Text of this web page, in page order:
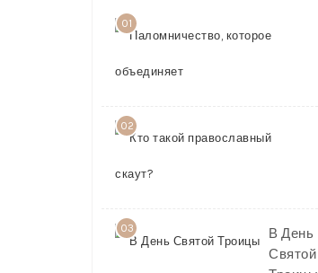
01
02
03
В День
Святой